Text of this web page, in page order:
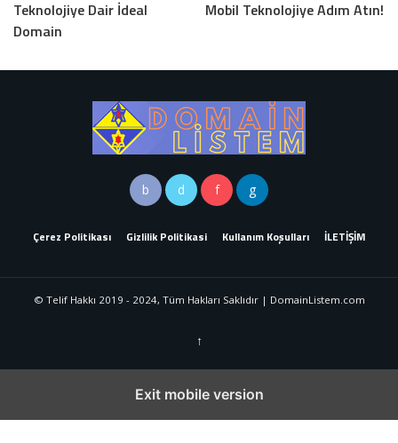
Teknolojiye Dair İdeal
Domain
Mobil Teknolojiye Adım Atın!
Çerez Politikası Gizlilik Politikasi Kullanım Koşulları İLETİŞİM
© Telif Hakkı 2019 - 2024, Tüm Hakları Saklıdır | DomainListem.com
↑
Exit mobile version